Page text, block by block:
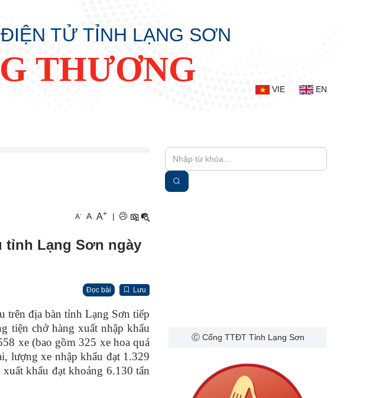
TỬ TỈNH LẠNG SƠN
THƯƠNG
VIE EN
A- A A+ |
tỉnh Lạng Sơn ngày
Đọc bài Lưu
trên địa bàn tỉnh Lạng Sơn tiếp
tiện chở hàng xuất nhập khẩu
xe (bao gồm 325 xe hoa quả
lượng xe nhập khẩu đạt 1.329
khẩu đạt khoảng 6.130 tấn
Ⓒ Cổng TTĐT Tỉnh Lạng Sơn